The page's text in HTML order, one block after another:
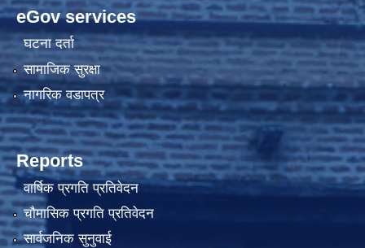
eGov services
घटना दर्ता
सामाजिक सुरक्षा
नागरिक वडापत्र
Reports
वार्षिक प्रगति प्रतिवेदन
चौमासिक प्रगति प्रतिवेदन
सार्वजनिक सुनुवाई